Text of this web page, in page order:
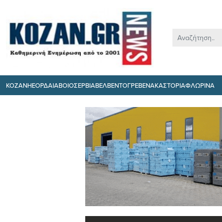
ΚΟΖΑΝΗΕΟΡΔΑΙΑΒΟΙΟΣΕΡΒΙΑΒΕΛΒΕΝΤΟΓΡΕΒΕΝΑΚΑΣΤΟΡΙΑΦΛΩΡΙΝΑ